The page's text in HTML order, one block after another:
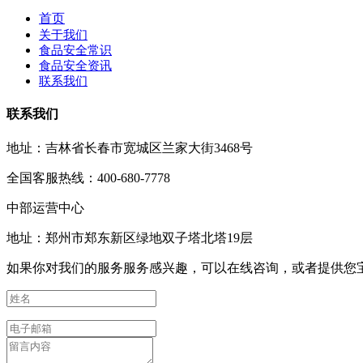
首页
关于我们
食品安全常识
食品安全资讯
联系我们
联系我们
地址：吉林省长春市宽城区兰家大街3468号
全国客服热线：400-680-7778
中部运营中心
地址：郑州市郑东新区绿地双子塔北塔19层
如果你对我们的服务服务感兴趣，可以在线咨询，或者提供您